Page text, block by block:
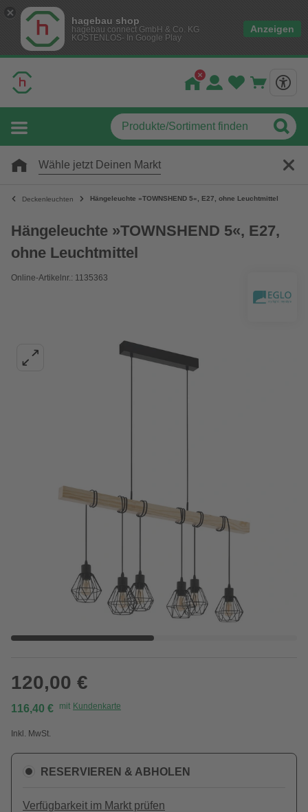
hagebau shop
hagebau connect GmbH & Co. KG
KOSTENLOS- In Google Play
Anzeigen
Wähle jetzt Deinen Markt
Deckenleuchten Hängeleuchte »TOWNSHEND 5«, E27, ohne Leuchtmittel
Hängeleuchte »TOWNSHEND 5«, E27,
ohne Leuchtmittel
Online-Artikelnr.: 1135363
120,00 €
116,40 € mit Kundenkarte
Inkl. MwSt.
RESERVIEREN & ABHOLEN
Verfügbarkeit im Markt prüfen